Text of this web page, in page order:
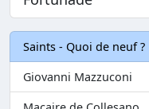
Saints - Quoi de neuf ?
Giovanni Mazzuconi